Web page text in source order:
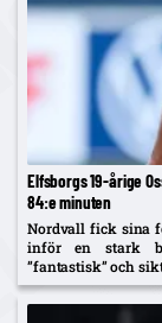
Elfsborgs 19-årige
84:e minuten
Nordvall fick sina
inför en stark
”fantastisk” och